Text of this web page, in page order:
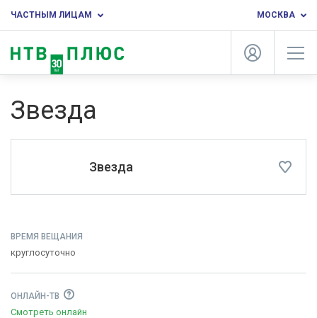
ЧАСТНЫМ ЛИЦАМ МОСКВА
Звезда
Звезда
ВРЕМЯ ВЕЩАНИЯ
круглосуточно
ОНЛАЙН-ТВ
Смотреть онлайн